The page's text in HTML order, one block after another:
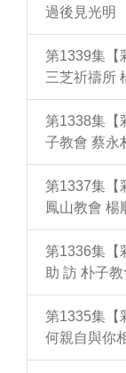
過後見光明
第1339集【
三芝祈禱所
第1338集【
子教會 蔡永
第1337集【
鳳山教會 楊
第1336集【
助 訪 朴子
第1335集【
何親自與你